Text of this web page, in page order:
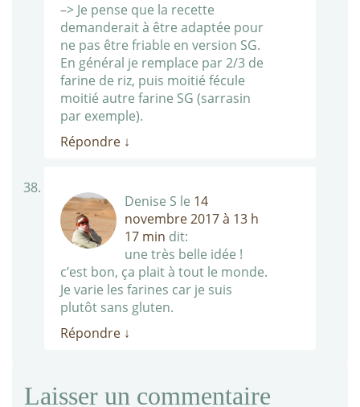
–> Je pense que la recette
demanderait à être adaptée pour
ne pas être friable en version SG.
En général je remplace par 2/3 de
farine de riz, puis moitié fécule
moitié autre farine SG (sarrasin
par exemple).
Répondre ↓
Denise S le 14
novembre 2017 à 13 h
17 min dit:
une très belle idée !
c’est bon, ça plait à tout le monde.
Je varie les farines car je suis
plutôt sans gluten.
Répondre ↓
Laisser un commentaire